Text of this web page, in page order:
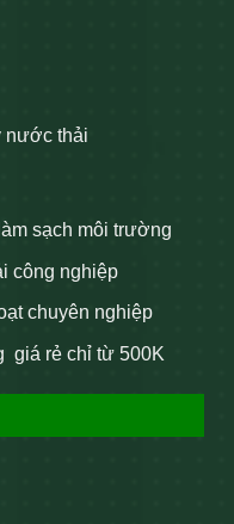
nước thải
sạch môi trường
công nghiệp
chuyên nghiệp
giá rẻ chỉ từ 500K